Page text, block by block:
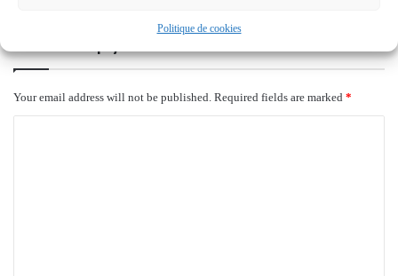
Politique de cookies
Your email address will not be published. Required fields are marked *